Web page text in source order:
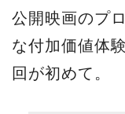
公開映画のプ
な付加価値体
回が初めて。